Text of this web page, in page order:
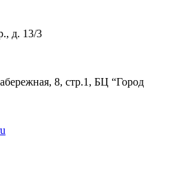
д. 13/3
8, стр.1, БЦ “Город